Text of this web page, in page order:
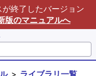
終了したバージョン
版のマニュアルへ